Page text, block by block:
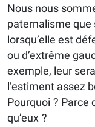
Nous nous
paternalisme que
lorsqu’elle est
ou d’extrême
exemple, leur
l’estiment assez
Pourquoi ? Parce
qu’eux ?